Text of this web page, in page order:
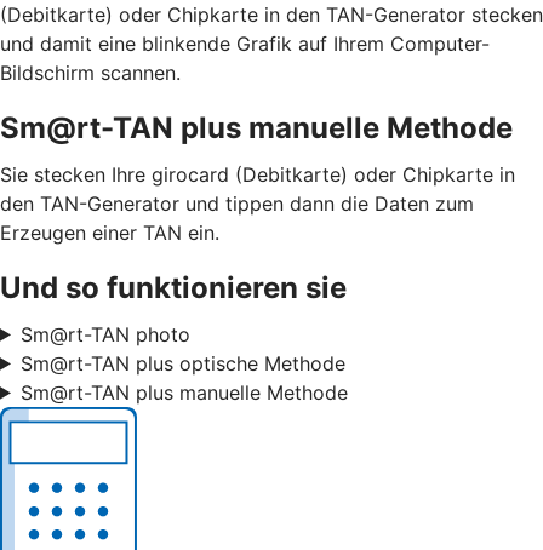
(Debitkarte) oder Chipkarte in den TAN-Generator stecken
und damit eine blinkende Grafik auf Ihrem Computer-
Bildschirm scannen.
Sm@rt-TAN plus manuelle Methode
Sie stecken Ihre girocard (Debitkarte) oder Chipkarte in
den TAN-Generator und tippen dann die Daten zum
Erzeugen einer TAN ein.
Und so funktionieren sie
Sm@rt-TAN photo
Sm@rt-TAN plus optische Methode
Sm@rt-TAN plus manuelle Methode